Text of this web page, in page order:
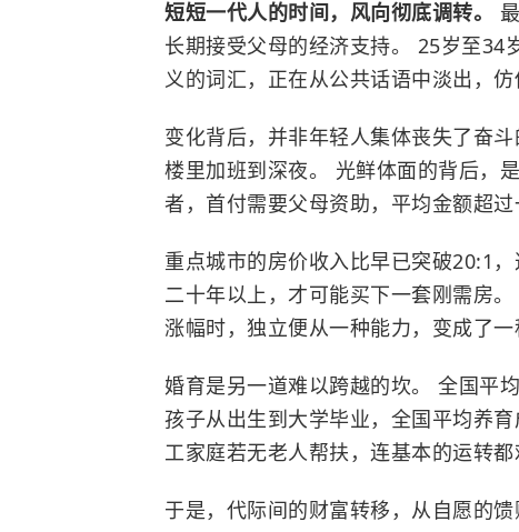
短短一代人的时间，风向彻底调转。
长期接受父母的经济支持。 25岁至34
义的词汇，正在从公共话语中淡出，仿
变化背后，并非年轻人集体丧失了奋
楼里加班到深夜。 光鲜体面的背后，
者，首付需要父母资助，平均金额超过
重点城市的房价收入比早已突破20:1
二十年以上，才可能买下一套刚需房
涨幅时，独立便从一种能力，变成了一
婚育是另一道难以跨越的坎。 全国平
孩子从出生到大学毕业，全国平均养
工家庭若无老人帮扶，连基本的运转都
于是，代际间的财富转移，从自愿的